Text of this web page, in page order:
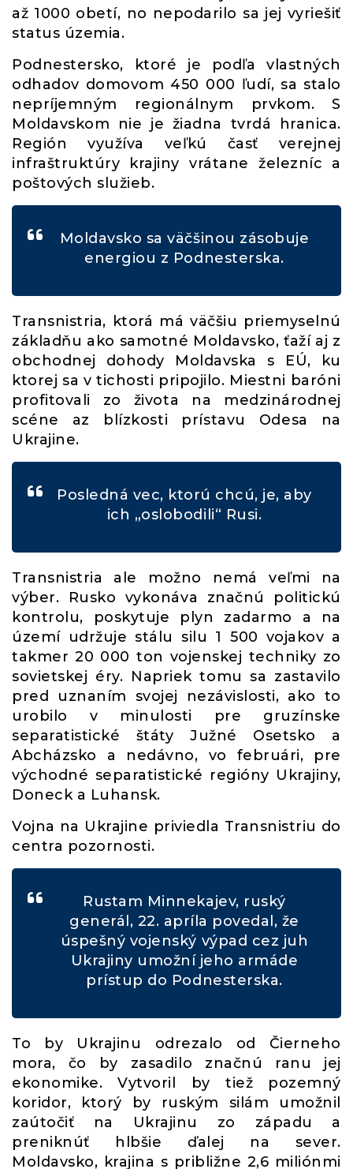
až 1000 obetí, no nepodarilo sa jej vyriešiť
status územia.
Podnestersko, ktoré je podľa vlastných
odhadov domovom 450 000 ľudí, sa stalo
nepríjemným regionálnym prvkom. S
Moldavskom nie je žiadna tvrdá hranica.
Región využíva veľkú časť verejnej
infraštruktúry krajiny vrátane železníc a
poštových služieb.
Moldavsko sa väčšinou zásobuje
energiou z Podnesterska.
Transnistria, ktorá má väčšiu priemyselnú
základňu ako samotné Moldavsko, ťaží aj z
obchodnej dohody Moldavska s EÚ, ku
ktorej sa v tichosti pripojilo. Miestni baróni
profitovali zo života na medzinárodnej
scéne az blízkosti prístavu Odesa na
Ukrajine.
Posledná vec, ktorú chcú, je, aby
ich „oslobodili“ Rusi.
Transnistria ale možno nemá veľmi na
výber. Rusko vykonáva značnú politickú
kontrolu, poskytuje plyn zadarmo a na
území udržuje stálu silu 1 500 vojakov a
takmer 20 000 ton vojenskej techniky zo
sovietskej éry. Napriek tomu sa zastavilo
pred uznaním svojej nezávislosti, ako to
urobilo v minulosti pre gruzínske
separatistické štáty Južné Osetsko a
Abcházsko a nedávno, vo februári, pre
východné separatistické regióny Ukrajiny,
Doneck a Luhansk.
Vojna na Ukrajine priviedla Transnistriu do
centra pozornosti.
Rustam Minnekajev, ruský
generál, 22. apríla povedal, že
úspešný vojenský výpad cez juh
Ukrajiny umožní jeho armáde
prístup do Podnesterska.
To by Ukrajinu odrezalo od Čierneho
mora, čo by zasadilo značnú ranu jej
ekonomike. Vytvoril by tiež pozemný
koridor, ktorý by ruským silám umožnil
zaútočiť na Ukrajinu zo západu a
preniknúť hlbšie ďalej na sever.
Moldavsko, krajina s približne 2,6 miliónmi